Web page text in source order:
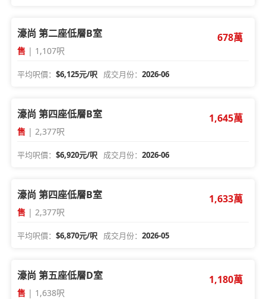
濠尚 第二座低層B室
售 | 1,107呎
678萬
平均呎價：$6,125元/呎 成交月份：2026-06
濠尚 第四座低層B室
售 | 2,377呎
1,645萬
平均呎價：$6,920元/呎 成交月份：2026-06
濠尚 第四座低層B室
售 | 2,377呎
1,633萬
平均呎價：$6,870元/呎 成交月份：2026-05
濠尚 第五座低層D室
售 | 1,638呎
1,180萬